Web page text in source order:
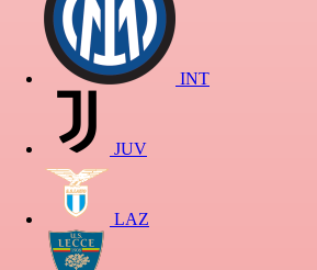
INT
JUV
LAZ